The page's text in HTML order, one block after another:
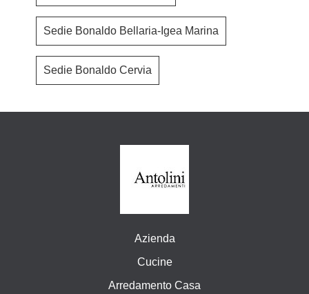
Sedie Bonaldo Bellaria-Igea Marina
Sedie Bonaldo Cervia
Azienda
Cucine
Arredamento Casa